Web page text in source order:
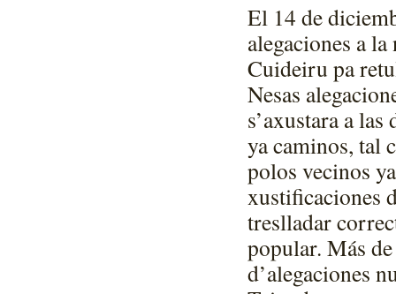
El 14 de
alegaciones a
Cuideiru pa
Nesas
s’axustara a
ya caminos, tal
polos vecinos
xustificaciones
treslladar
popular. Más de
d’alegaciones